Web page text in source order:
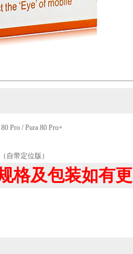
Pro / Pura 80 Pro+
自带定位版）
规格及包装如有